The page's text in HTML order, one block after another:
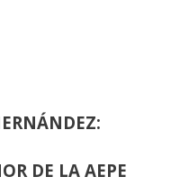
DE LA AEPE